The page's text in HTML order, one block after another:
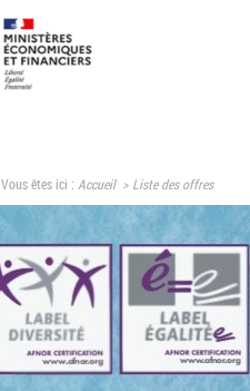
Vous êtes ici : Accueil Liste des offres